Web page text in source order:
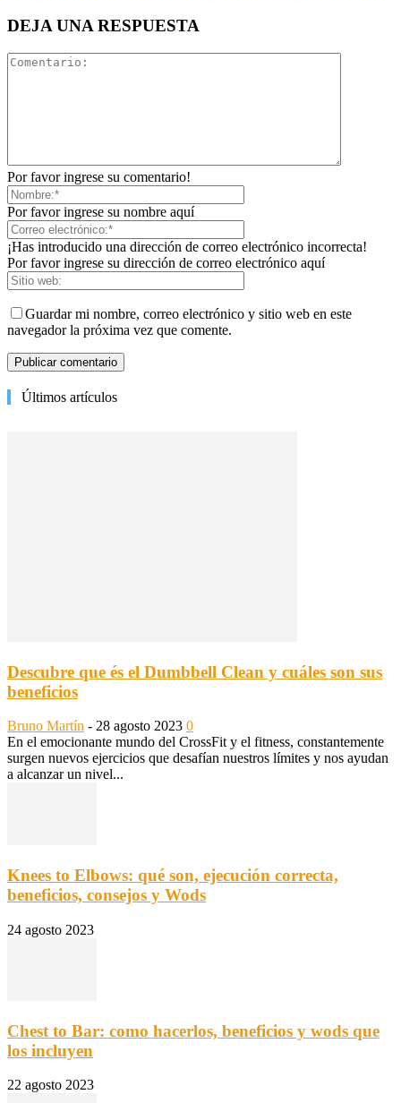
DEJA UNA RESPUESTA
Por favor ingrese su comentario!
Por favor ingrese su nombre aquí
¡Has introducido una dirección de correo electrónico incorrecta!
Por favor ingrese su dirección de correo electrónico aquí
Guardar mi nombre, correo electrónico y sitio web en este
navegador la próxima vez que comente.
Últimos artículos
Descubre que és el Dumbbell Clean y cuáles son sus
beneficios
Bruno Martín - 28 agosto 2023 0
En el emocionante mundo del CrossFit y el fitness, constantemente
surgen nuevos ejercicios que desafían nuestros límites y nos ayudan
a alcanzar un nivel...
Knees to Elbows: qué son, ejecución correcta,
beneficios, consejos y Wods
24 agosto 2023
Chest to Bar: como hacerlos, beneficios y wods que
los incluyen
22 agosto 2023